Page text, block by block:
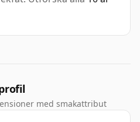
med smakattribut